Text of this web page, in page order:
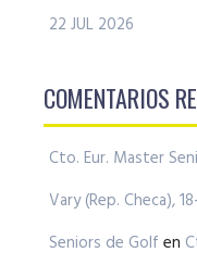
22 JUL 2026
COMENTARIOS
Cto. Eur. Master
Vary (Rep. Checa),
Seniors de Golf en